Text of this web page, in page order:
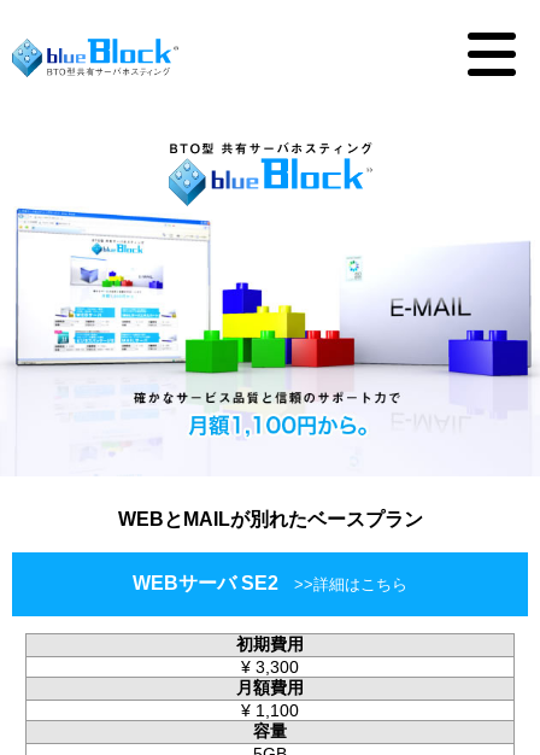
WEBとMAILが別れたベースプラン
WEBサーバ SE2
初期費用
¥ 3,300
月額費用
¥ 1,100
容量